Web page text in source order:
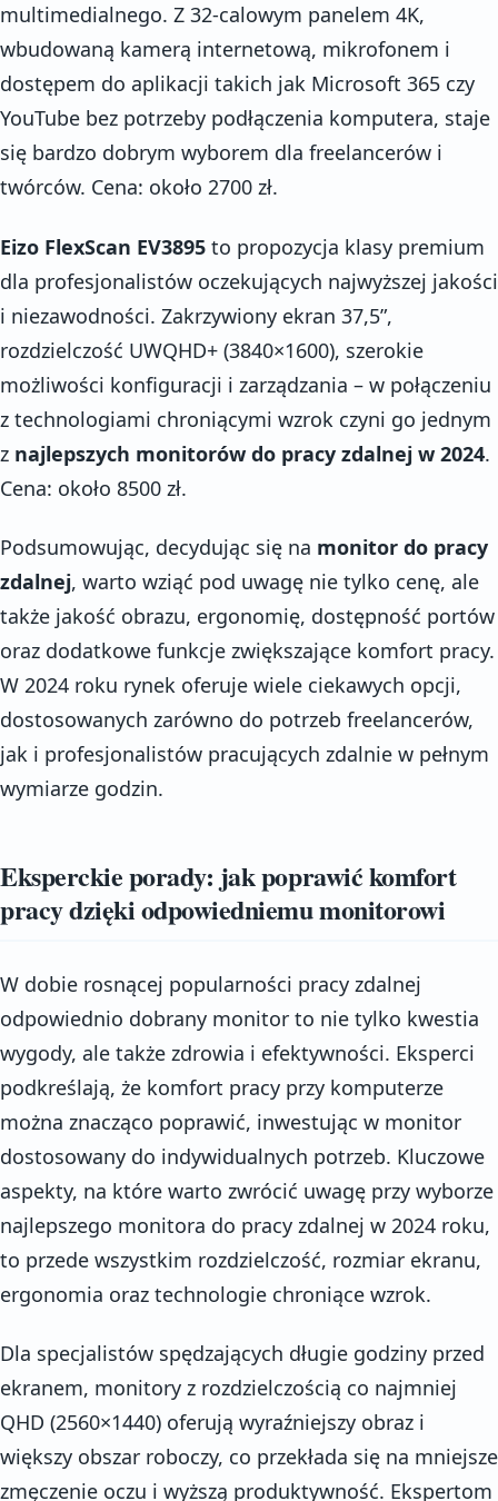
multimedialnego. Z 32-calowym panelem 4K,
wbudowaną kamerą internetową, mikrofonem i
dostępem do aplikacji takich jak Microsoft 365 czy
YouTube bez potrzeby podłączenia komputera, staje
się bardzo dobrym wyborem dla freelancerów i
twórców. Cena: około 2700 zł.
Eizo FlexScan EV3895 to propozycja klasy premium
dla profesjonalistów oczekujących najwyższej jakości
i niezawodności. Zakrzywiony ekran 37,5”,
rozdzielczość UWQHD+ (3840×1600), szerokie
możliwości konfiguracji i zarządzania – w połączeniu
z technologiami chroniącymi wzrok czyni go jednym
z najlepszych monitorów do pracy zdalnej w 2024.
Cena: około 8500 zł.
Podsumowując, decydując się na monitor do pracy
zdalnej, warto wziąć pod uwagę nie tylko cenę, ale
także jakość obrazu, ergonomię, dostępność portów
oraz dodatkowe funkcje zwiększające komfort pracy.
W 2024 roku rynek oferuje wiele ciekawych opcji,
dostosowanych zarówno do potrzeb freelancerów,
jak i profesjonalistów pracujących zdalnie w pełnym
wymiarze godzin.
Eksperckie porady: jak poprawić komfort
pracy dzięki odpowiedniemu monitorowi
W dobie rosnącej popularności pracy zdalnej
odpowiednio dobrany monitor to nie tylko kwestia
wygody, ale także zdrowia i efektywności. Eksperci
podkreślają, że komfort pracy przy komputerze
można znacząco poprawić, inwestując w monitor
dostosowany do indywidualnych potrzeb. Kluczowe
aspekty, na które warto zwrócić uwagę przy wyborze
najlepszego monitora do pracy zdalnej w 2024 roku,
to przede wszystkim rozdzielczość, rozmiar ekranu,
ergonomia oraz technologie chroniące wzrok.
Dla specjalistów spędzających długie godziny przed
ekranem, monitory z rozdzielczością co najmniej
QHD (2560×1440) oferują wyraźniejszy obraz i
większy obszar roboczy, co przekłada się na mniejsze
zmęczenie oczu i wyższą produktywność. Ekspertom